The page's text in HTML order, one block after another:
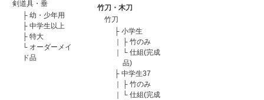
剣道具・垂
├ 幼・少年用
├ 中学生以上
├ 特大
└ オーダーメイ
ド品
竹刀・木刀
竹刀
├ 小学生
├ 竹のみ
└ 仕組(完成
品)
├ 中学生37
├ 竹のみ
└ 仕組(完成